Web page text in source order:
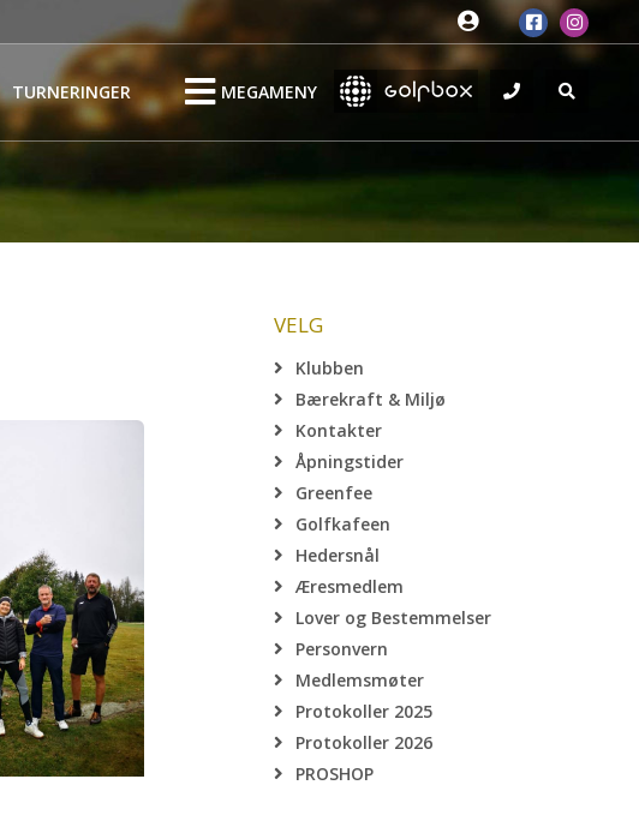
TURNERINGER MEGAMENY
VELG
Klubben
Bærekraft & Miljø
Kontakter
Åpningstider
Greenfee
Golfkafeen
Hedersnål
Æresmedlem
Lover og Bestemmelser
Personvern
Medlemsmøter
Protokoller 2025
Protokoller 2026
PROSHOP